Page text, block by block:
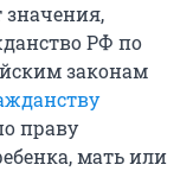
значения,
РФ по
законам
праву
мать или